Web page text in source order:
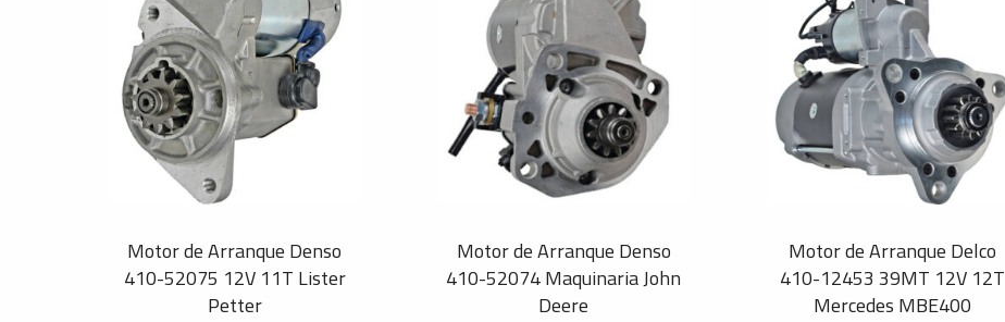
Motor de Arranque Denso
410-52075 12V 11T Lister
Petter
Motor de Arranque Denso
410-52074 Maquinaria John
Deere
Motor de Arranque Delco
410-12453 39MT 12V 12T
Mercedes MBE400